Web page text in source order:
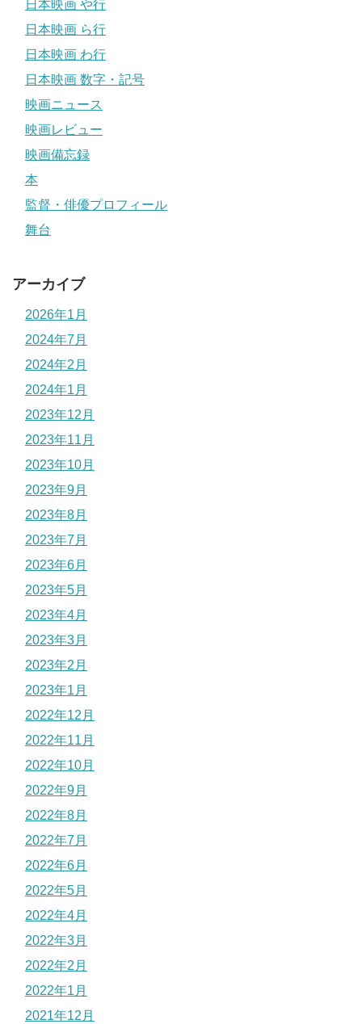
日本映画 や行
日本映画 ら行
日本映画 わ行
日本映画 数字・記号
映画ニュース
映画レビュー
映画備忘録
本
監督・俳優プロフィール
舞台
アーカイブ
2026年1月
2024年7月
2024年2月
2024年1月
2023年12月
2023年11月
2023年10月
2023年9月
2023年8月
2023年7月
2023年6月
2023年5月
2023年4月
2023年3月
2023年2月
2023年1月
2022年12月
2022年11月
2022年10月
2022年9月
2022年8月
2022年7月
2022年6月
2022年5月
2022年4月
2022年3月
2022年2月
2022年1月
2021年12月